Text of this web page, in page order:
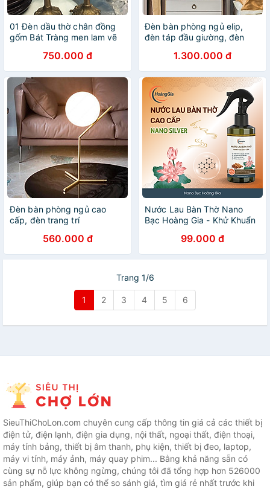
01 Đèn dầu thờ chân đồng
gốm Bát Tràng men lam vẽ
750.000 đ
Đèn bàn phòng ngủ elip,
đèn táp đầu giường, đèn
1.300.000 đ
Đèn bàn phòng ngủ cao
cấp, đèn trang trí
560.000 đ
Nước Lau Bàn Thờ Nano
Bạc Hoàng Gia - Khử Khuẩn
Cúng Giữ Hương Thanh Tịnh
99.000 đ
Trang 1/6
1 2 3 4 5 6
SieuThiChoLon.com chuyên cung cấp thông tin giá cả các thiết bị
điện tử, điện lạnh, điện gia dụng, nội thất, ngoại thất, điện thoại,
máy tính bảng, thiết bị âm thanh, phụ kiện, thiết bị đeo, laptop,
máy vi tính, máy ảnh, máy quay phim... Bằng khả năng sẵn có
cùng sự nỗ lực không ngừng, chúng tôi đã tổng hợp hơn 526000
sản phẩm, giúp bạn có thể so sánh giá, tìm giá rẻ nhất trước khi